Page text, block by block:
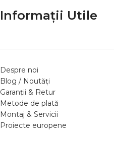
Informații Utile
Despre noi
Blog / Noutăți
Garanții & Retur
Metode de plată
Montaj & Servicii
Proiecte europene